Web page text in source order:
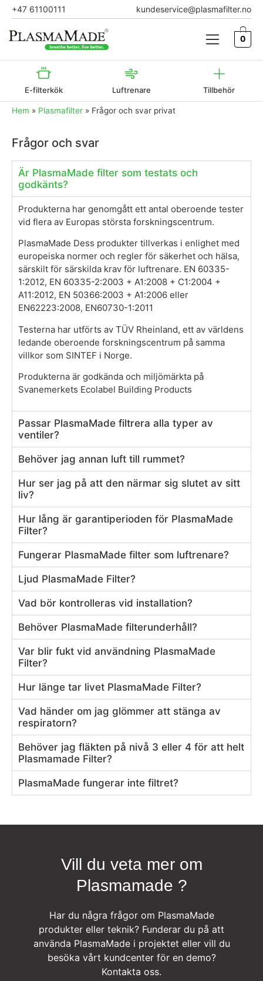
+47 61100111 kundeservice@plasmafilter.no
0
E-filterkök Luftrenare Tillbehör
Hem » Plasmafilter » Frågor och svar privat
Frågor och svar
Är PlasmaMade filter som testats och
godkänts?
Produkterna har genomgått ett antal oberoende tester
vid flera av Europas största forskningscentrum.
PlasmaMade Dess produkter tillverkas i enlighet med
europeiska normer och regler för säkerhet och hälsa,
särskilt för särskilda krav för luftrenare. EN 60335-
1:2012, EN 60335-2:2003 + A1:2008 + C1:2004 +
A11:2012, EN 50366:2003 + A1:2006 eller
EN62223:2008, EN60730-1:2011
Testerna har utförts av TÜV Rheinland, ett av världens
ledande oberoende forskningscentrum på samma
villkor som SINTEF i Norge.
Produkterna är godkända och miljömärkta på
Svanemerkets Ecolabel Building Products
Passar PlasmaMade filtrera alla typer av
ventiler?
Behöver jag annan luft till rummet?
Hur ser jag på att den närmar sig slutet av sitt
liv?
Hur lång är garantiperioden för PlasmaMade
Filter?
Fungerar PlasmaMade filter som luftrenare?
Ljud PlasmaMade Filter?
Vad bör kontrolleras vid installation?
Behöver PlasmaMade filterunderhåll?
Var blir fukt vid användning PlasmaMade
Filter?
Hur länge tar livet PlasmaMade Filter?
Vad händer om jag glömmer att stänga av
respiratorn?
Behöver jag fläkten på nivå 3 eller 4 för att helt
Plasmamade Filter?
PlasmaMade fungerar inte filtret?
Vill du veta mer om
Plasmamade ?
Har du några frågor om PlasmaMade
produkter eller teknik? Funderar du på att
använda PlasmaMade i projektet eller vill du
besöka vårt kundcenter för en demo?
Kontakta oss.